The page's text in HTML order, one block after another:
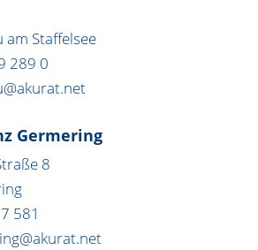
Staffelsee
289 0
Germering
8
581